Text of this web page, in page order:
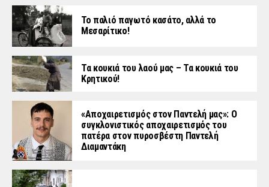
Το παλιό παγωτό κασάτο, αλλά το
Μεσαρίτικο!
Τα κουκιά του λαού μας – Τα κουκιά του
Κρητικού!
«Aποχαιρετισμός στον Παντελή μας»: Ο
συγκλονιστικός αποχαιρετισμός του
πατέρα στον πυροσβέστη Παντελή
Διαμαντάκη